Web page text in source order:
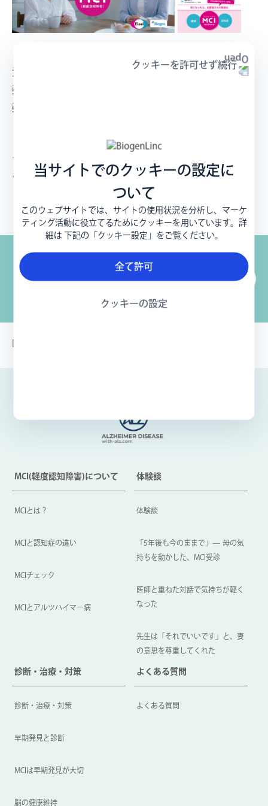
当サイトでのクッキーの設定に
ついて
このウェブサイトでは、サイトの使用状況を分析し、マーケ
ティング活動に役立てるためにクッキーを用いています。詳
細は 下記の「クッキー設定」をご覧ください。
全て許可
クッキーの設定
クッキーを許可せず続行
資材：
「見逃さないで、MCI」
動画：
動画：
【関連情報はこちら】
テヲトル：
もの忘れ相談ナビ：https://e-65.eisai.jp/map/
「CM 15秒版」、「CM 30秒版」
CM 15秒
Biogen-279504
MCI(軽度認知障害)について
MCIとは？
MCIと認知症の違い
MCIチェック
MCIとアルツハイマー病
診断・治療・対策
診断・治療・対策
早期発見と診断
MCIは早期発見が大切
脳の健康維持
体験談
体験談
「5年後も今のままで」— 母の気
持ちを動かした、MCI受診
医師と重ねた対話で気持ちが軽く
なった
先生は「それでいいです」と、妻
の意思を尊重してくれた
よくある質問
よくある質問